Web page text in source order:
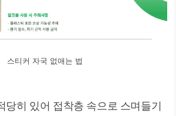
스티커 자국 없애는 법
당히 있어 접착층 속으로 스며들기